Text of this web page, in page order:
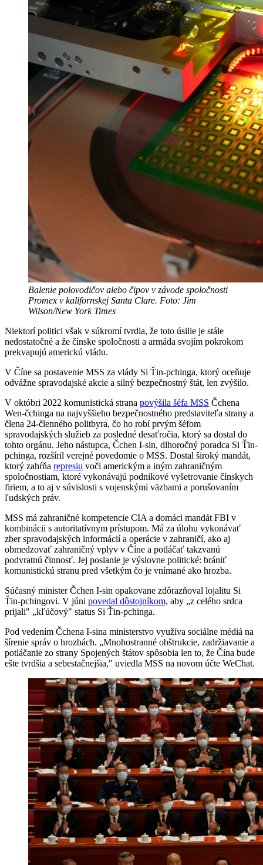
Balenie polovodičov alebo čipov v závode spoločnosti
Promex v kalifornskej Santa Clare. Foto: Jim
Wilson/New York Times
Niektorí politici však v súkromí tvrdia, že toto úsilie je stále
nedostatočné a že čínske spoločnosti a armáda svojím pokrokom
prekvapujú americkú vládu.
V Číne sa postavenie MSS za vlády Si Ťin-pchinga, ktorý oceňuje
odvážne spravodajské akcie a silný bezpečnostný štát, len zvýšilo.
V októbri 2022 komunistická strana povýšila šéfa MSS Čchena
Wen-čchinga na najvyššieho bezpečnostného predstaviteľa strany a
člena 24-členného politbyra, čo ho robí prvým šéfom
spravodajských služieb za posledné desaťročia, ktorý sa dostal do
tohto orgánu. Jeho nástupca, Čchen I-sin, dlhoročný poradca Si Ťin-
pchinga, rozšíril verejné povedomie o MSS. Dostal široký mandát,
ktorý zahŕňa represiu voči americkým a iným zahraničným
spoločnostiam, ktoré vykonávajú podnikové vyšetrovanie čínskych
firiem, a to aj v súvislosti s vojenskými väzbami a porušovaním
ľudských práv.
MSS má zahraničné kompetencie CIA a domáci mandát FBI v
kombinácii s autoritatívnym prístupom. Má za úlohu vykonávať
zber spravodajských informácií a operácie v zahraničí, ako aj
obmedzovať zahraničný vplyv v Číne a potláčať takzvanú
podvratnú činnosť. Jej poslanie je výslovne politické: brániť
komunistickú stranu pred všetkým čo je vnímané ako hrozba.
Súčasný minister Čchen I-sin opakovane zdôrazňoval lojalitu Si
Ťin-pchingovi. V júni povedal dôstojníkom, aby „z celého srdca
prijali" „kľúčový" status Si Ťin-pchinga.
Pod vedením Čchena I-sina ministerstvo využíva sociálne médiá na
šírenie správ o hrozbách. „Mnohostranné obštrukcie, zadržiavanie a
potláčanie zo strany Spojených štátov spôsobia len to, že Čína bude
ešte tvrdšia a sebestačnejšia," uviedla MSS na novom účte WeChat.